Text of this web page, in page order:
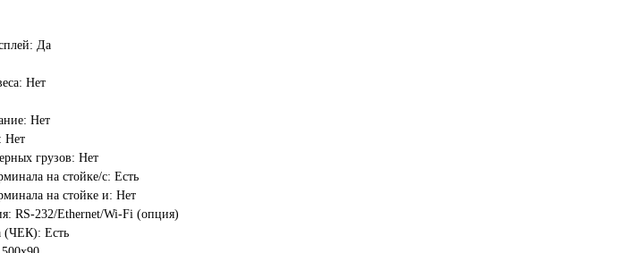
Да
Нет
Нет
Нет
грузов: Нет
на стойке/с: Есть
на стойке и: Нет
RS-232/Ethernet/Wi-Fi (опция)
(ЧЕК): Есть